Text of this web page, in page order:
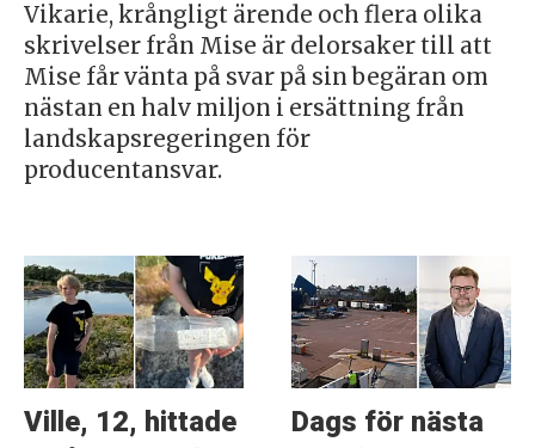
Vikarie, krångligt ärende och flera olika
skrivelser från Mise är delorsaker till att
Mise får vänta på svar på sin begäran om
nästan en halv miljon i ersättning från
landskapsregeringen för
producentansvar.
Ville, 12, hittade
Dags för nästa